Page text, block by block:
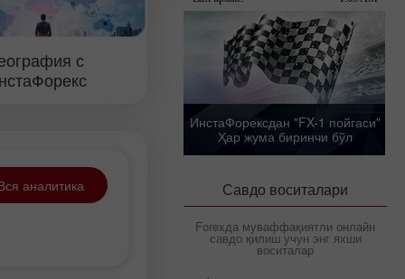
с
аналитика
ИнстаФорексдан "FX-1 пойгаси"
Ҳар жума биринчи бўл
Савдо воситалари
Forexда муваффақиятли онлайн
савдо қилиш учун энг яхши
воситалар